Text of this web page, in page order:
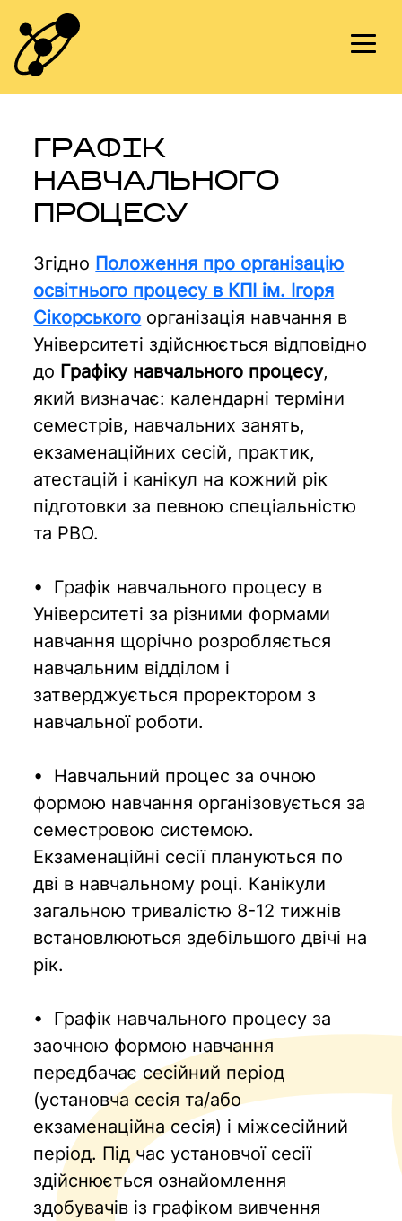
content
ГРАФІК
НАВЧАЛЬНОГО
ПРОЦЕСУ
Згідно Положення про організацію
освітнього процесу в КПІ ім. Ігоря
Сікорського організація навчання в
Університеті здійснюється відповідно
до Графіку навчального процесу,
який визначає: календарні терміни
семестрів, навчальних занять,
екзаменаційних сесій, практик,
атестацій і канікул на кожний рік
підготовки за певною спеціальністю
та РВО.
• Графік навчального процесу в
Університеті за різними формами
навчання щорічно розробляється
навчальним відділом і
затверджується проректором з
навчальної роботи.
• Навчальний процес за очною
формою навчання організовується за
семестровою системою.
Екзаменаційні сесії плануються по
дві в навчальному році. Канікули
загальною тривалістю 8-12 тижнів
встановлюються здебільшого двічі на
рік.
• Графік навчального процесу за
заочною формою навчання
передбачає сесійний період
(установча сесія та/або
екзаменаційна сесія) і міжсесійний
період. Під час установчої сесії
здійснюється ознайомлення
здобувачів із графіком вивчення